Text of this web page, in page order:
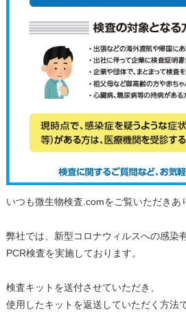
いつも微生物検査.comをご覧いただきあ
弊社では、新型コロナウィルスへの感染
PCR検査を実施しております。
検査キットを送付させていただき、
使用したキットを返送していただく方法